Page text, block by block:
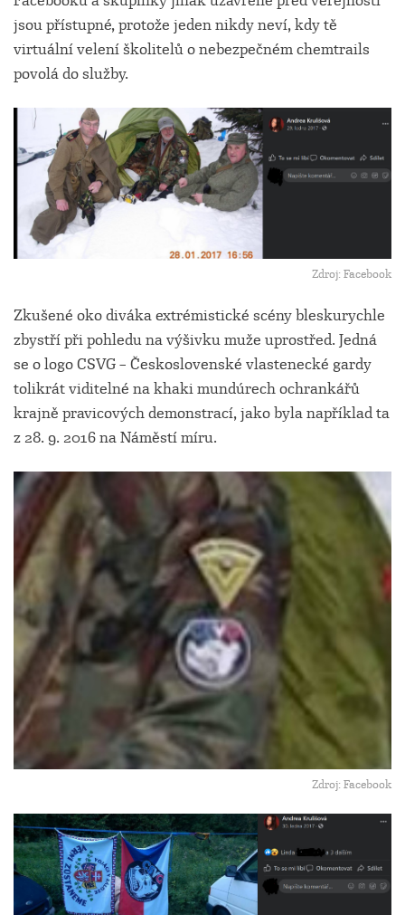
jsou přístupné, protože jeden nikdy neví, kdy tě
virtuální velení školitelů o nebezpečném chemtrails
povolá do služby.
Zdroj: Facebook
Zkušené oko diváka extrémistické scény bleskurychle
zbystří při pohledu na výšivku muže uprostřed. Jedná
se o logo CSVG – Československé vlastenecké gardy
tolikrát viditelné na khaki mundúrech ochrankářů
krajně pravicových demonstrací, jako byla například ta
z 28. 9. 2016 na Náměstí míru.
Zdroj: Facebook